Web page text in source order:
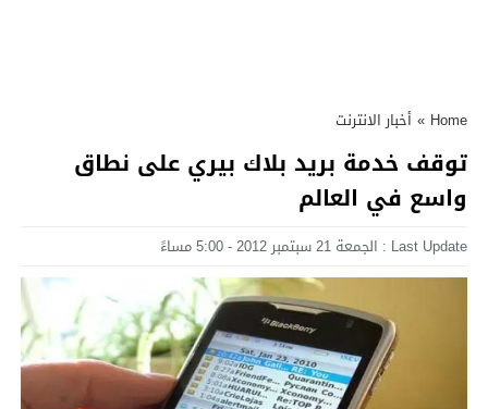
Home
» أخبار الانترنت
توقف خدمة بريد بلاك بيري على نطاق
واسع في العالم
Last Update : الجمعة 21 سبتمبر 2012 - 5:00 مساءً